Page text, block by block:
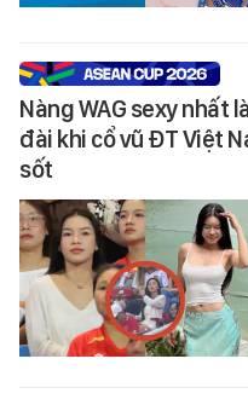
Nàng WAG sexy nhất
đài khi cổ vũ ĐT Việt
sốt